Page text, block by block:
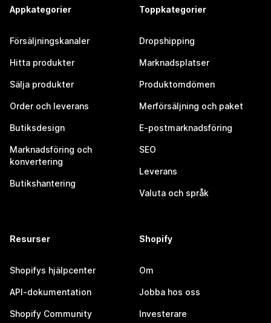
Appkategorier
Försäljningskanaler
Hitta produkter
Sälja produkter
Order och leverans
Butiksdesign
Marknadsföring och
konvertering
Butikshantering
Toppkategorier
Dropshipping
Marknadsplatser
Produktomdömen
Merförsäljning och paket
E-postmarknadsföring
SEO
Leverans
Valuta och språk
Resurser
Shopifys hjälpcenter
API-dokumentation
Shopify Community
Shopify
Om
Jobba hos oss
Investerare